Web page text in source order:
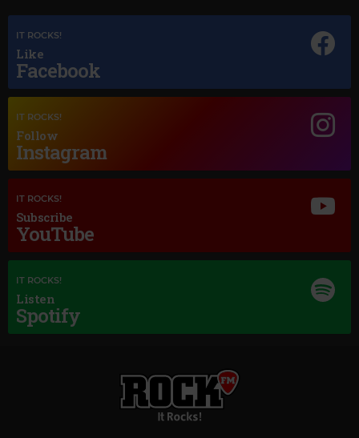
Magic Jazz
PEGGY LEE–ALONE TOGETHER
IT ROCKS!
Like
Facebook
IT ROCKS!
Follow
Instagram
IT ROCKS!
Subscribe
YouTube
IT ROCKS!
Listen
Spotify